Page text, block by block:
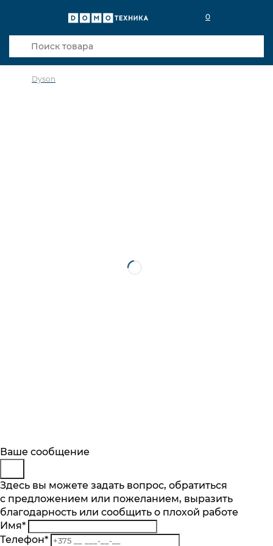
0
Dyson
Описание
Отзывы
Основные характеристики
Объем пылесборника, л
0.2
Тип уборки
Будьте в курсе
Подпишитесь на последние обновления
и узнавайте о новинках и специальных
предложениях первыми
Подписаться
Заказ обратного звонка
Представьтесь
Телефон*
Комментарий
Ваше сообщение
Здесь вы можете задать вопрос, обратиться
с предложением или пожеланием, выразить
благодарность или сообщить о плохой работе
Имя*
Телефон*